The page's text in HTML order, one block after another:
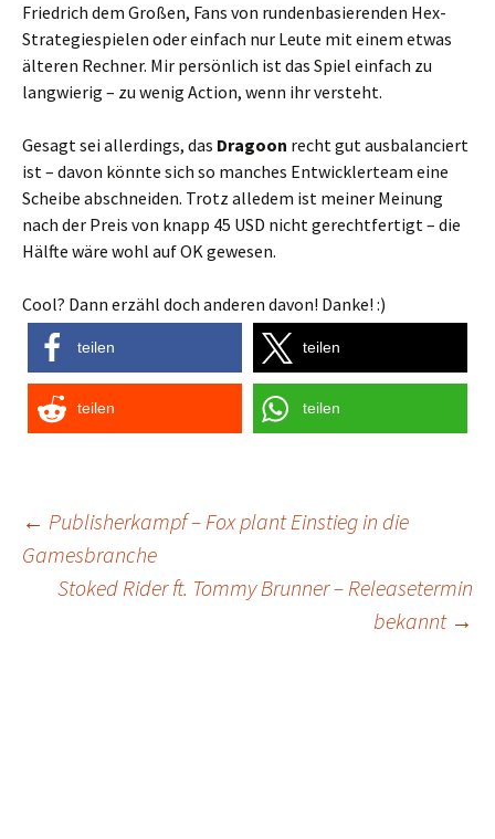
Friedrich dem Großen, Fans von rundenbasierenden Hex-
Strategiespielen oder einfach nur Leute mit einem etwas
älteren Rechner. Mir persönlich ist das Spiel einfach zu
langwierig – zu wenig Action, wenn ihr versteht.
Gesagt sei allerdings, das Dragoon recht gut ausbalanciert
ist – davon könnte sich so manches Entwicklerteam eine
Scheibe abschneiden. Trotz alledem ist meiner Meinung
nach der Preis von knapp 45 USD nicht gerechtfertigt – die
Hälfte wäre wohl auf OK gewesen.
Cool? Dann erzähl doch anderen davon! Danke! :)
teilen teilen
teilen teilen
Post
navigation
← Publisherkampf – Fox plant Einstieg in die
Gamesbranche
Stoked Rider ft. Tommy Brunner – Releasetermin
bekannt →